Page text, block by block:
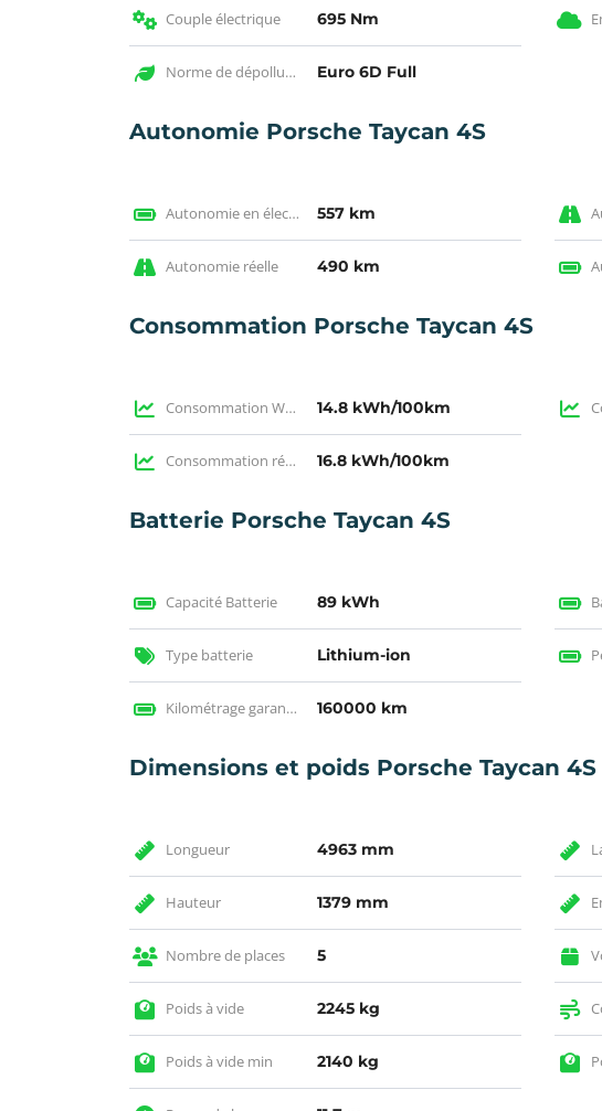
Couple électrique 695 Nm
Norme de dépollution Euro 6D Full
Autonomie Porsche Taycan 4S
Autonomie en électrique WLTP 557 km
Autonomie réelle 490 km
Consommation Porsche Taycan 4S
Consommation WLTP 14.8 kWh/100km
Consommation réelle 16.8 kWh/100km
Batterie Porsche Taycan 4S
Capacité Batterie 89 kWh
Type batterie Lithium-ion
Kilométrage garantie 160000 km
Dimensions et poids Porsche Taycan 4S
Longueur 4963 mm
Hauteur 1379 mm
Nombre de places 5
Poids à vide 2245 kg
Poids à vide min 2140 kg